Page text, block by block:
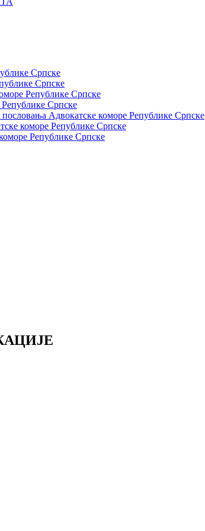
Српске
Српске
Републике Српске
Српске
пословања Адвокатске коморе Републике Српске
коморе Републике Српске
Републике Српске